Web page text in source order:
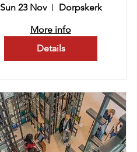
Sun 23 Nov
Dorpskerk
More info
Details